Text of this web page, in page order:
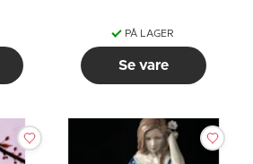
PÅ LAGER
Se vare